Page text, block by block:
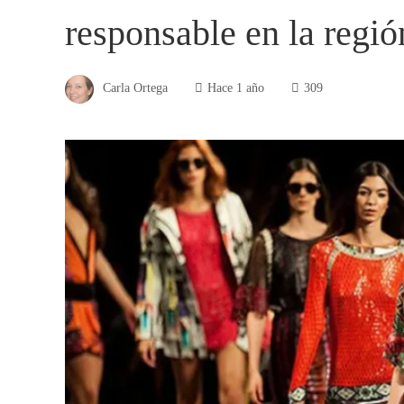
responsable en la
Carla Ortega Hace 1 año 309